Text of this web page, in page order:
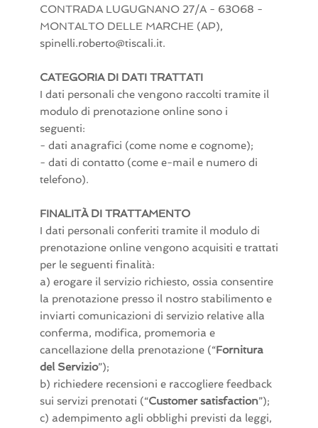
CONTRADA LUGUGNANO 27/A - 63068 -
MONTALTO DELLE MARCHE (AP),
spinelli.roberto@tiscali.it.
CATEGORIA DI DATI TRATTATI
I dati personali che vengono raccolti tramite il
modulo di prenotazione online sono i
seguenti:
- dati anagrafici (come nome e cognome);
- dati di contatto (come e-mail e numero di
telefono).
FINALITÀ DI TRATTAMENTO
I dati personali conferiti tramite il modulo di
prenotazione online vengono acquisiti e trattati
per le seguenti finalità:
a) erogare il servizio richiesto, ossia consentire
la prenotazione presso il nostro stabilimento e
inviarti comunicazioni di servizio relative alla
conferma, modifica, promemoria e
cancellazione della prenotazione (“Fornitura
del Servizio”);
b) richiedere recensioni e raccogliere feedback
sui servizi prenotati (“Customer satisfaction”);
c) adempimento agli obblighi previsti da leggi,